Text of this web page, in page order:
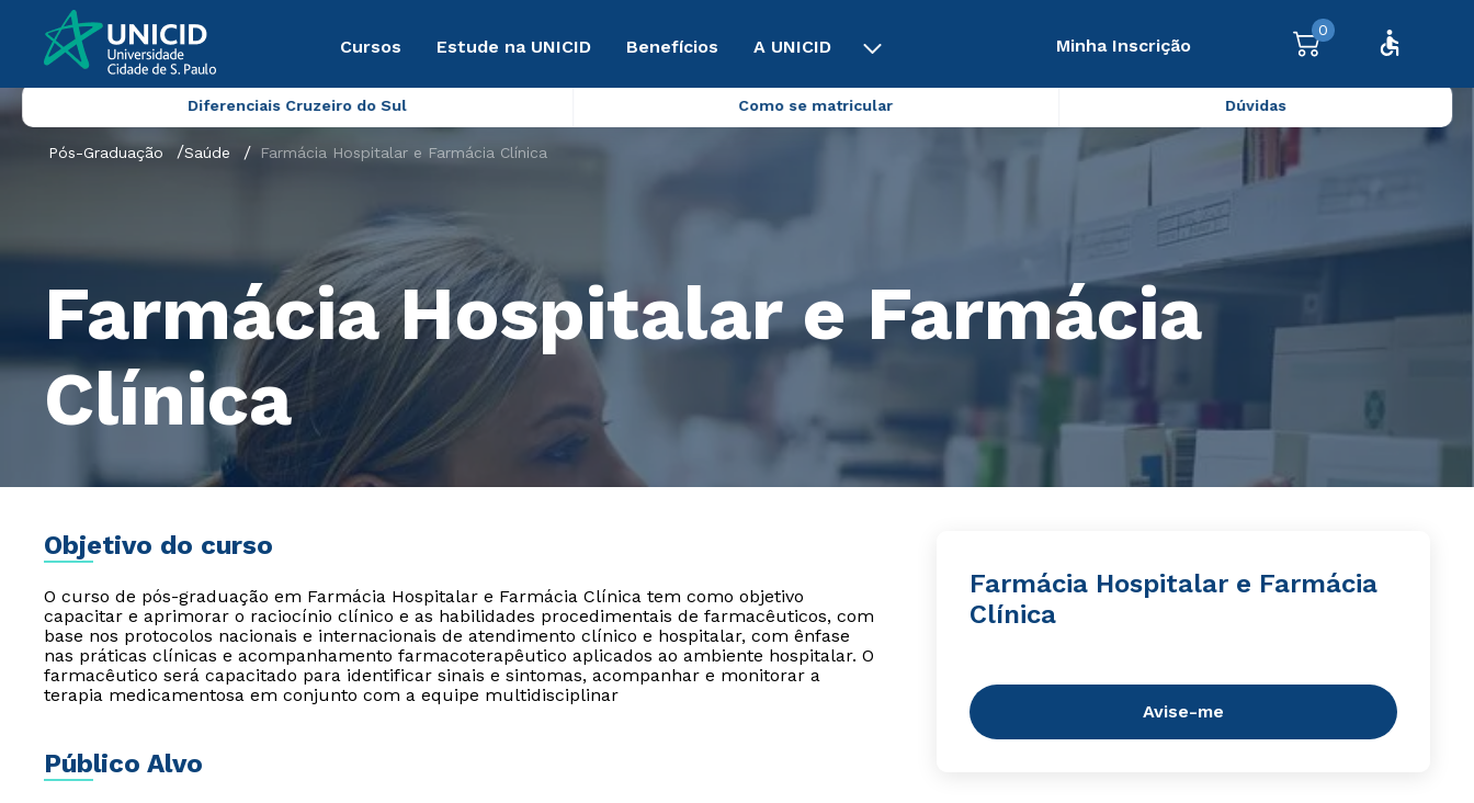
Cursos Estude na UNICID Benefícios A UNICID Minha Inscrição
0
Diferenciais Cruzeiro do Sul Como se matricular Dúvidas
Pós-Graduação Saúde Farmácia Hospitalar e Farmácia Clínica
Farmácia Hospitalar e Farmácia
Clínica
Objetivo do curso
O curso de pós-graduação em Farmácia Hospitalar e Farmácia Clínica tem como objetivo
capacitar e aprimorar o raciocínio clínico e as habilidades procedimentais de farmacêuticos, com
base nos protocolos nacionais e internacionais de atendimento clínico e hospitalar, com ênfase
nas práticas clínicas e acompanhamento farmacoterapêutico aplicados ao ambiente hospitalar. O
farmacêutico será capacitado para identificar sinais e sintomas, acompanhar e monitorar a
terapia medicamentosa em conjunto com a equipe multidisciplinar
Público Alvo
Farmácia Hospitalar e Farmácia
Clínica
Avise-me